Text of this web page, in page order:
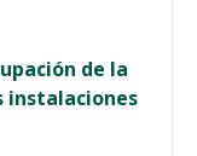
de la
instalaciones